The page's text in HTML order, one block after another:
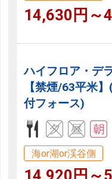
14,630円～
ハイフロア・デ
【禁煙/63平米
付フォース)
海or湖or渓谷側